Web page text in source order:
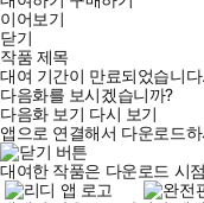
이어보기
닫기
작품 제목
대여 기간이 만료되었습니다.
다음화를 보시겠습니까?
다음화 보기 다시 보기
앱으로 연결해서 다운로드
대여한 작품은 다운로드 시